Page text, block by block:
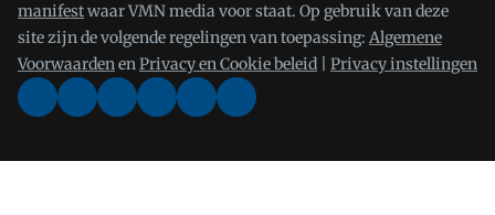
manifestwaar VMN media voor staat. Op gebruik van deze
site zijn de volgende regelingen van toepassing: Algemene
VoorwaardenenPrivacy en Cookie beleid Privacy instellingen